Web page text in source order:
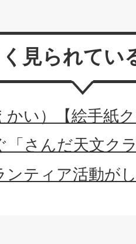
見られてい
かい）【絵手紙
「さんだ天文ク
ンティア活動が